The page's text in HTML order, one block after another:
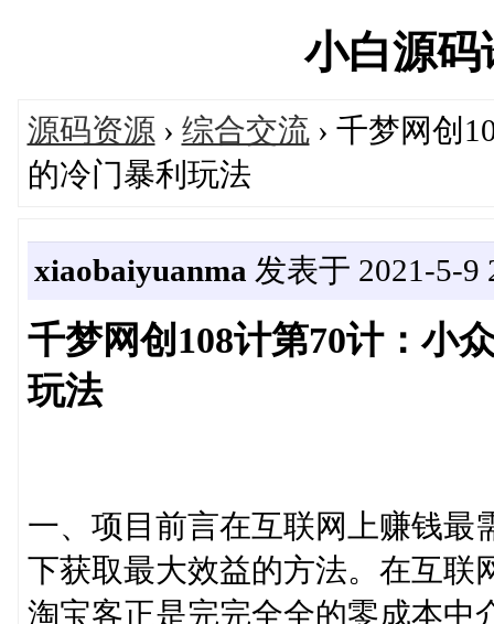
小白源
源码资源 › 综合交流› 千梦网创
的冷门暴利玩法
xiaobaiyuanma 发表于 2021-5-9
千梦网创108计第70计：小
玩法
一、项目前言在互联网上赚钱最
下获取最大效益的方法。在互联
淘宝客正是完完全全的零成本中